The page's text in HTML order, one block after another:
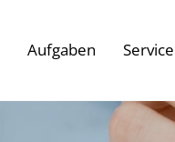
Aufgaben Service